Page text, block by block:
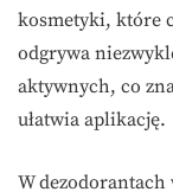
kosmetyki, które
odgrywa
aktywnych, co
ułatwia aplikację.
W